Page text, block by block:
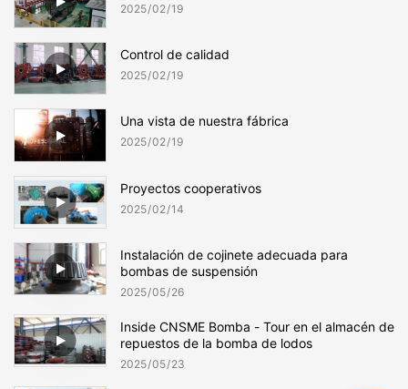
2025 02 19
Control de calidad
2025 02 19
Una vista de nuestra fábrica
2025 02 19
Proyectos cooperativos
2025 02 14
Instalación de cojinete adecuada para
bombas de suspensión
2025 05 26
Inside CNSME Bomba - Tour en el almacén de
repuestos de la bomba de lodos
2025 05 23